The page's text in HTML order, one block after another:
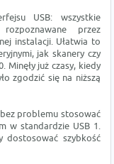
USB: wszystkie
przez
instalacji. Ułatwia to
jak skanery czy
Minęły już czasy, kiedy
zgodzić się na niższą
problemu stosować
w standardzie USB 1.
dostosować szybkość